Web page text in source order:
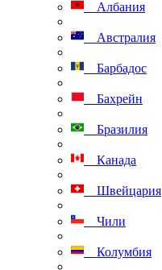
Албания
Австралия
Барбадос
Бахрейн
Бразилия
Канада
Швейцария
Чили
Колумбия